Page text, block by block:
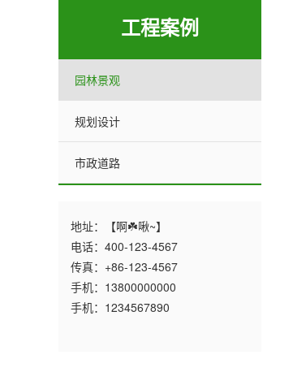
工程案例
园林景观
规划设计
市政道路
地址：【啊☘️啾~】
电话：400-123-4567
传真：+86-123-4567
手机：13800000000
手机：1234567890